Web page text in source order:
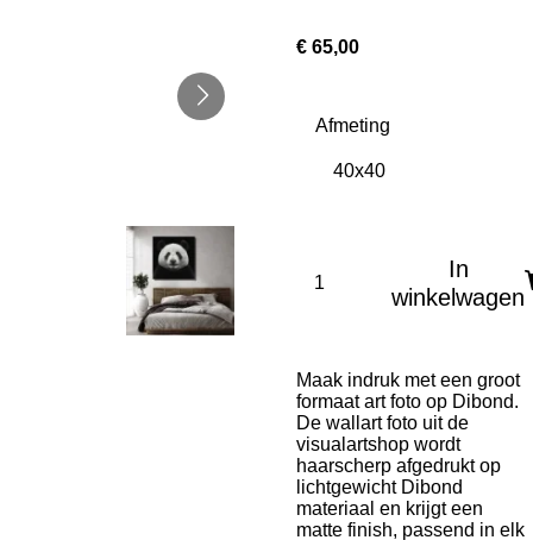
€ 65,00
Afmeting
In
winkelwagen
Maak indruk met een groot
formaat art foto op Dibond.
De wallart foto uit de
visualartshop wordt
haarscherp afgedrukt op
lichtgewicht Dibond
materiaal en krijgt een
matte finish, passend in elk